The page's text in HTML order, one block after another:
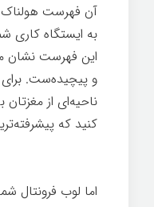
آن فهرست هولناک
به ایستگاه
این فهرست نشان
و پیچیده‌ست.
ناحیه‌ای از مغزتان
کنید که
اما لوب فرونتال